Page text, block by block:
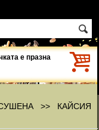
е празна
>> КАЙСИЯ